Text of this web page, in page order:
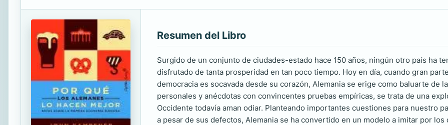
Resumen del Libro
Surgido de un conjunto de ciudades-estado hace 150 años, ningún otro país ha
disfrutado de tanta prosperidad en tan poco tiempo. Hoy en día, cuando gran
democracia es socavada desde su corazón, Alemania se erige como baluarte de
personales y anécdotas con convincentes pruebas empíricas, se trata de una
Occidente todavía aman odiar. Planteando importantes cuestiones para nuestro
a pesar de sus defectos, Alemania se ha convertido en un modelo a imitar por